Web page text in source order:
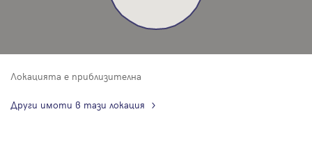
Локацията е приблизителна
Други имоти в тази локация